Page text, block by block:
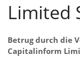
Limited
Betrug durch die
Capitalinform